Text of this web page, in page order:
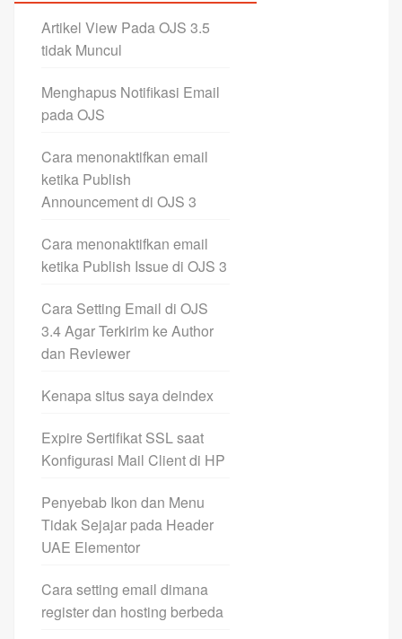
Artikel View Pada OJS 3.5
tidak Muncul
Menghapus Notifikasi Email
pada OJS
Cara menonaktifkan email
ketika Publish
Announcement di OJS 3
Cara menonaktifkan email
ketika Publish Issue di OJS 3
Cara Setting Email di OJS
3.4 Agar Terkirim ke Author
dan Reviewer
Kenapa situs saya deindex
Expire Sertifikat SSL saat
Konfigurasi Mail Client di HP
Penyebab Ikon dan Menu
Tidak Sejajar pada Header
UAE Elementor
Cara setting email dimana
register dan hosting berbeda